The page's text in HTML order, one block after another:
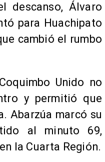
descanso, Álvaro
para Huachipato
cambió el rumbo
Unido no
y permitió que
Abarzúa marcó su
al minuto 69,
la Cuarta Región.